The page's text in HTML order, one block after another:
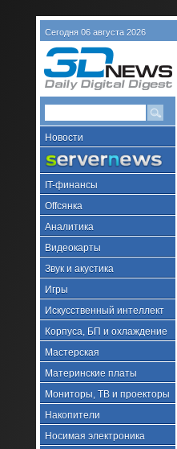
Сегодня 06 августа 2026
Новости
IT-финансы
Offсянка
Аналитика
Видеокарты
Звук и акустика
Игры
Искусственный интеллект
Корпуса, БП и охлаждение
Мастерская
Материнские платы
Мониторы, ТВ и проекторы
Накопители
Носимая электроника